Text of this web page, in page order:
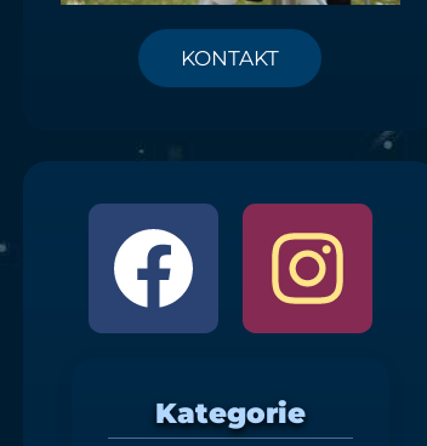
KONTAKT
Kategorie